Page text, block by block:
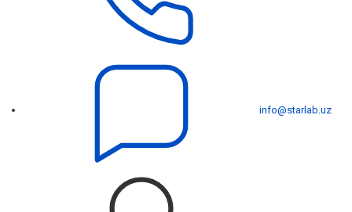
info@starlab.uz